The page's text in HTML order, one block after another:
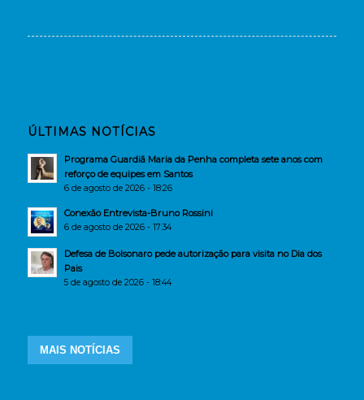
ÚLTIMAS NOTÍCIAS
Programa Guardiã Maria da Penha completa sete anos com
reforço de equipes em Santos
6 de agosto de 2026 - 18:26
Conexão Entrevista-Bruno Rossini
6 de agosto de 2026 - 17:34
Defesa de Bolsonaro pede autorização para visita no Dia dos
Pais
5 de agosto de 2026 - 18:44
MAIS NOTÍCIAS